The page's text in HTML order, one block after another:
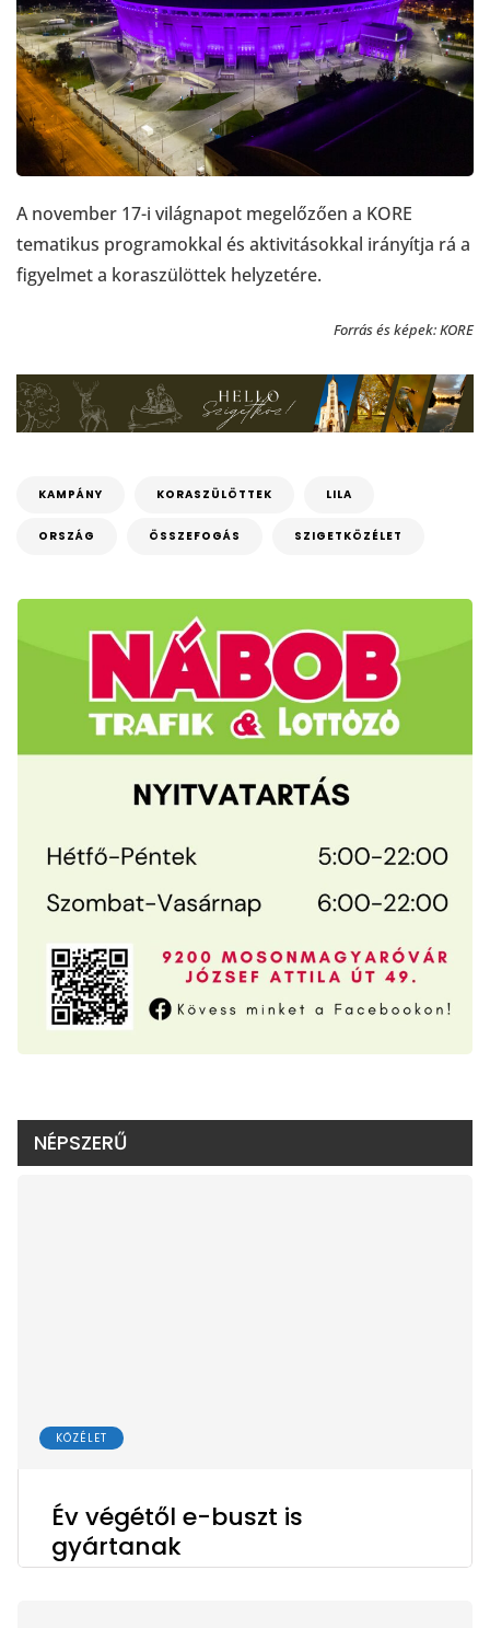
A november 17-i világnapot megelőzően a KORE
tematikus programokkal és aktivitásokkal irányítja rá a
figyelmet a koraszülöttek helyzetére.
Forrás és képek: KORE
KAMPÁNY KORASZÜLÖTTEK LILA
ORSZÁG ÖSSZEFOGÁS SZIGETKÖZÉLET
NÉPSZERŰ
KÖZÉLET
Év végétől e-buszt is
gyártanak